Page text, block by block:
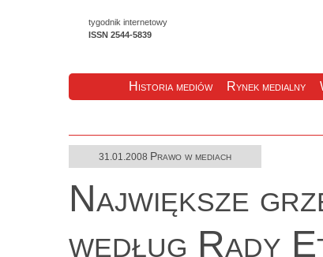
Historia mediów Rynek medialny
tygodnik internetowy
ISSN 2544-5839
31.01.2008 Prawo w mediach
Największe
według Rady